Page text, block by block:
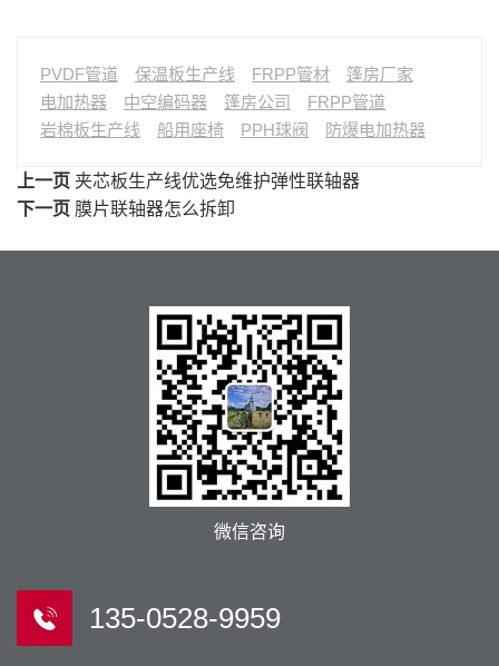
PVDF管道 保温板生产线 FRPP管材
篷房厂家
电加热器
中空编码器 篷房公司
FRPP管道
岩棉板生产线
船用座椅 PPH球阀 防爆电加热器
上一页 夹芯板生产线优选免维护弹性联轴器
下一页 膜片联轴器怎么拆卸
微信咨询
135-0528-9959